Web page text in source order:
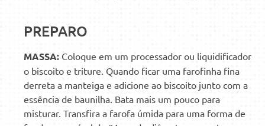
PREPARO
MASSA: Coloque em um processador ou liquidificador
o biscoito e triture. Quando ficar uma farofinha fina
derreta a manteiga e adicione ao biscoito junto com a
essência de baunilha. Bata mais um pouco para
misturar. Transfira a farofa úmida para uma forma de